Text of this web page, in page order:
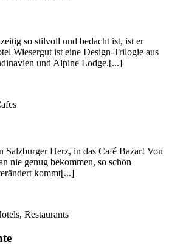
so stilvoll und bedacht ist, ist er
Wiesergut ist eine Design-Trilogie aus
und Alpine Lodge.[...]
Salzburger Herz, in das Café Bazar! Von
nie genug bekommen, so schön
kommt[...]
Restaurants